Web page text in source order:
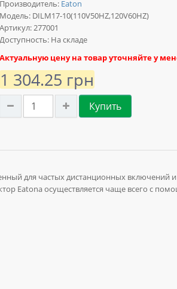
Производитель: Eaton
Модель: DILM17-10(110V50HZ,120V60HZ)
Артикул: 277001
Доступность: На складе
Актуальную цену на товар уточняйте у
1 304.25 грн
Купить
для частых дистанционных включений и
Eatonа осуществляется чаще всего с